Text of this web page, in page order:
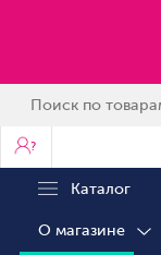
?
Каталог
О магазине